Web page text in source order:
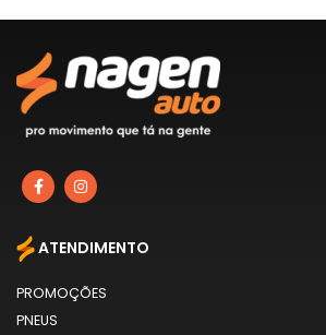
ATENDIMENTO
PROMOÇÕES
PNEUS